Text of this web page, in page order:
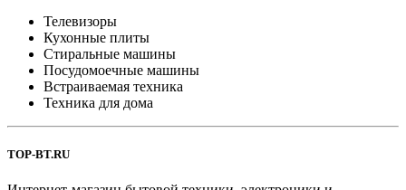
Телевизоры
Кухонные плиты
Стиральные машины
Посудомоечные машины
Встраиваемая техника
Техника для дома
TOP-BT.RU